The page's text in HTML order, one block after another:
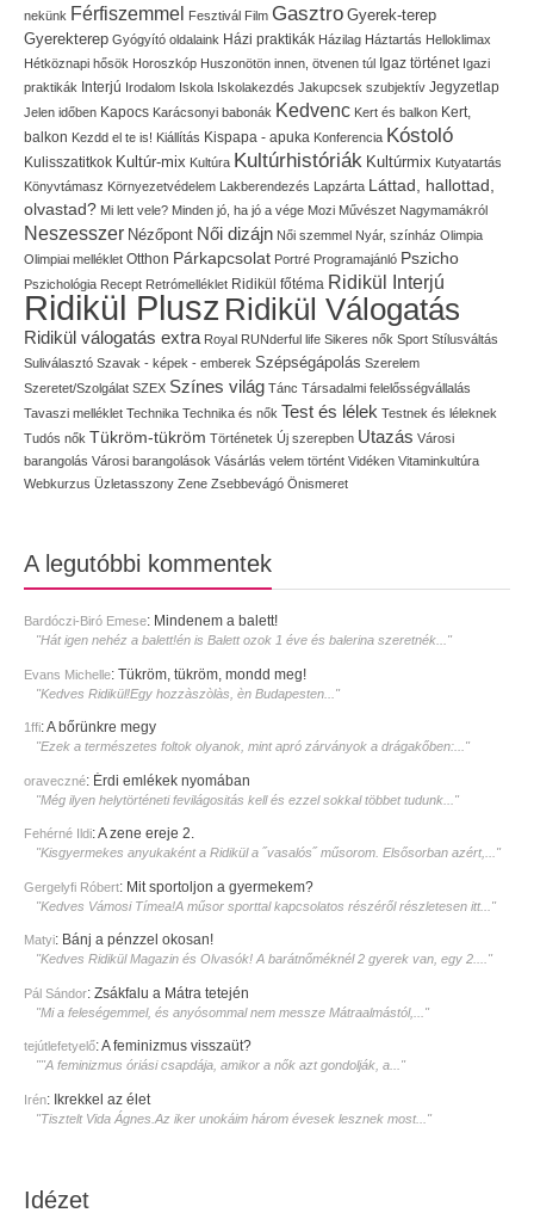
nekünk Férfiszemmel Fesztivál Film Gasztro Gyerek-terep
Gyerekterep Gyógyító oldalaink Házi praktikák Házilag Háztartás Helloklimax
Hétköznapi hősök Horoszkóp Huszonötön innen, ötvenen túl Igaz történet Igazi
praktikák Interjú Irodalom Iskola Iskolakezdés Jakupcsek szubjektív Jegyzetlap
Jelen időben Kapocs Karácsonyi babonák Kedvenc Kert és balkon Kert,
balkon Kezdd el te is! Kiállítás Kispapa - apuka Konferencia Kóstoló
Kulisszatitkok Kultúr-mix Kultúra Kultúrhistóriák Kultúrmix Kutyatartás
Könyvtámasz Környezetvédelem Lakberendezés Lapzárta Láttad, hallottad,
olvastad? Mi lett vele? Minden jó, ha jó a vége Mozi Művészet Nagymamákról
Neszesszer Nézőpont Női dizájn Női szemmel Nyár, színház Olimpia
Olimpiai melléklet Otthon Párkapcsolat Portré Programajánló Pszicho
Pszichológia Recept Retrómelléklet Ridikül főtéma Ridikül Interjú
Ridikül Plusz Ridikül Válogatás
Ridikül válogatás extra Royal RUNderful life Sikeres nők Sport Stílusváltás
Suliválasztó Szavak - képek - emberek Szépségápolás Szerelem
Szeretet/Szolgálat SZEX Színes világ Tánc Társadalmi felelősségvállalás
Tavaszi melléklet Technika Technika és nők Test és lélek Testnek és léleknek
Tudós nők Tükröm-tükröm Történetek Új szerepben Utazás Városi
barangolás Városi barangolások Vásárlás velem történt Vidéken Vitaminkultúra
Webkurzus Üzletasszony Zene Zsebbevágó Önismeret
A legutóbbi kommentek
Bardóczi-Biró Emese: Mindenem a balett!
"Hát igen nehéz a balett!én is Balett ozok 1 éve és balerina szeretnék..."
Evans Michelle: Tükröm, tükröm, mondd meg!
"Kedves Ridikül!Egy hozzàszòlàs, èn Budapesten..."
1ffi:A bőrünkre megy
"Ezek a természetes foltok olyanok, mint apró zárványok a drágakőben:..."
oraveczné: Érdi emlékek nyomában
"Még ilyen helytörténeti fevilágositás kell és ezzel sokkal többet tudunk..."
Fehérné Ildi:A zene ereje 2.
"Kisgyermekes anyukaként a Ridikül a ˝vasalós˝ műsorom. Elsősorban azért,..."
Gergelyfi Róbert: Mit sportoljon a gyermekem?
"Kedves Vámosi Tímea!A műsor sporttal kapcsolatos részéről részletesen itt..."
Matyi: Bánj a pénzzel okosan!
"Kedves Ridikül Magazin és Olvasók! A barátnőméknél 2 gyerek van, egy 2...."
Pál Sándor: Zsákfalu a Mátra tetején
"Mi a feleségemmel, és anyósommal nem messze Mátraalmástól,..."
tejútlefetyelő:A feminizmus visszaüt?
""A feminizmus óriási csapdája, amikor a nők azt gondolják, a..."
Irén: Ikrekkel az élet
"Tisztelt Vida Ágnes.Az iker unokáim három évesek lesznek most..."
Idézet